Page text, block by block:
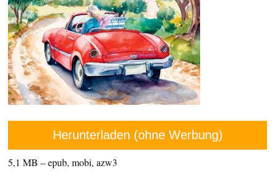
Herunterladen (ohne Werbung)
5,1 MB – epub, mobi, azw3